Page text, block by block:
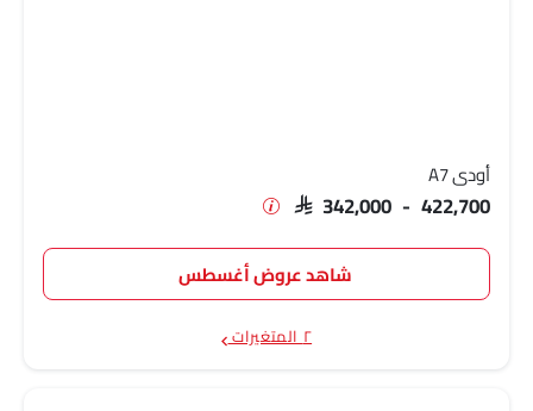
أودي A7
SAR 342,000 - 422,700
شاهد عروض أغسطس
٢ المتغيرات